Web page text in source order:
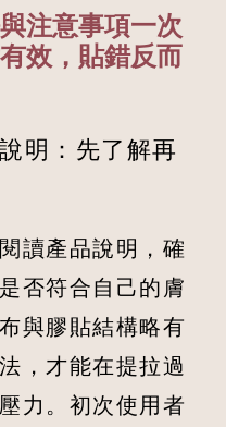
注意事項一次
效，貼錯反而
明：先了解再
讀產品說明，確
否符合自己的膚
與膠貼結構略有
，才能在提拉過
力。初次使用者